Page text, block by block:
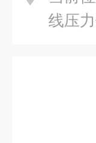
线压